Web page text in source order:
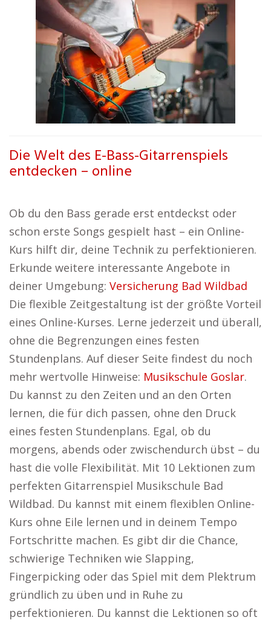
Die Welt des E-Bass-Gitarrenspiels
entdecken – online
Ob du den Bass gerade erst entdeckst oder
schon erste Songs gespielt hast – ein Online-
Kurs hilft dir, deine Technik zu perfektionieren.
Erkunde weitere interessante Angebote in
deiner Umgebung: Versicherung Bad Wildbad
Die flexible Zeitgestaltung ist der größte Vorteil
eines Online-Kurses. Lerne jederzeit und überall,
ohne die Begrenzungen eines festen
Stundenplans. Auf dieser Seite findest du noch
mehr wertvolle Hinweise: Musikschule Goslar.
Du kannst zu den Zeiten und an den Orten
lernen, die für dich passen, ohne den Druck
eines festen Stundenplans. Egal, ob du
morgens, abends oder zwischendurch übst – du
hast die volle Flexibilität. Mit 10 Lektionen zum
perfekten Gitarrenspiel Musikschule Bad
Wildbad. Du kannst mit einem flexiblen Online-
Kurs ohne Eile lernen und in deinem Tempo
Fortschritte machen. Es gibt dir die Chance,
schwierige Techniken wie Slapping,
Fingerpicking oder das Spiel mit dem Plektrum
gründlich zu üben und in Ruhe zu
perfektionieren. Du kannst die Lektionen so oft